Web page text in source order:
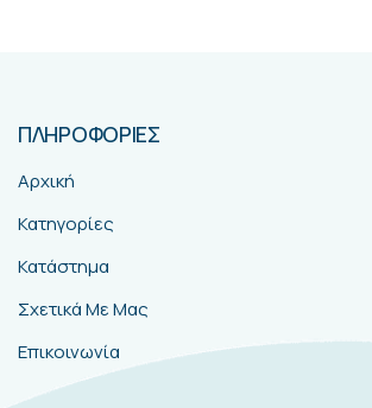
ΠΛΗΡΟΦΟΡΙΕΣ
Αρχική
Κατηγορίες
Κατάστημα
Σχετικά Με Μας
Επικοινωνία